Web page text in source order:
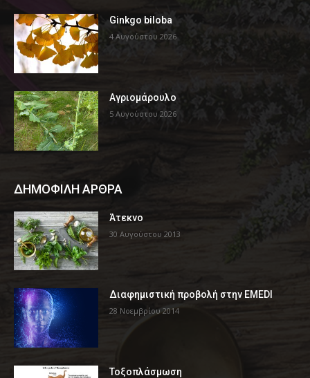
Ginkgo biloba
4 Αυγούστου 2026
Αγριομάρουλο
5 Αυγούστου 2026
ΔΗΜΟΦΙΛΗ ΑΡΘΡΑ
Άτεκνο
30 Αυγούστου 2013
Διαφημιστική προβολή στην EMEDI
28 Νοεμβρίου 2014
Τοξοπλάσμωση